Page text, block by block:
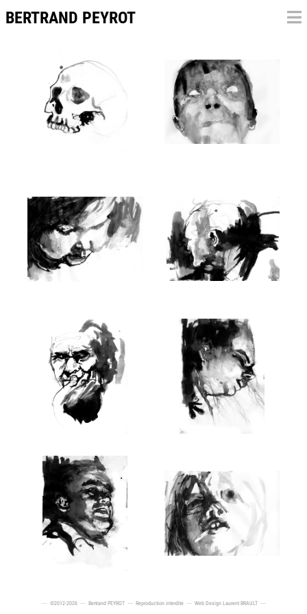
BERTRAND PEYROT
⋯ ©2012-2026 ⋯ Bertrand PEYROT⋯ Reproduction interdite ⋯ Web Design Laurent BRAULT⋯